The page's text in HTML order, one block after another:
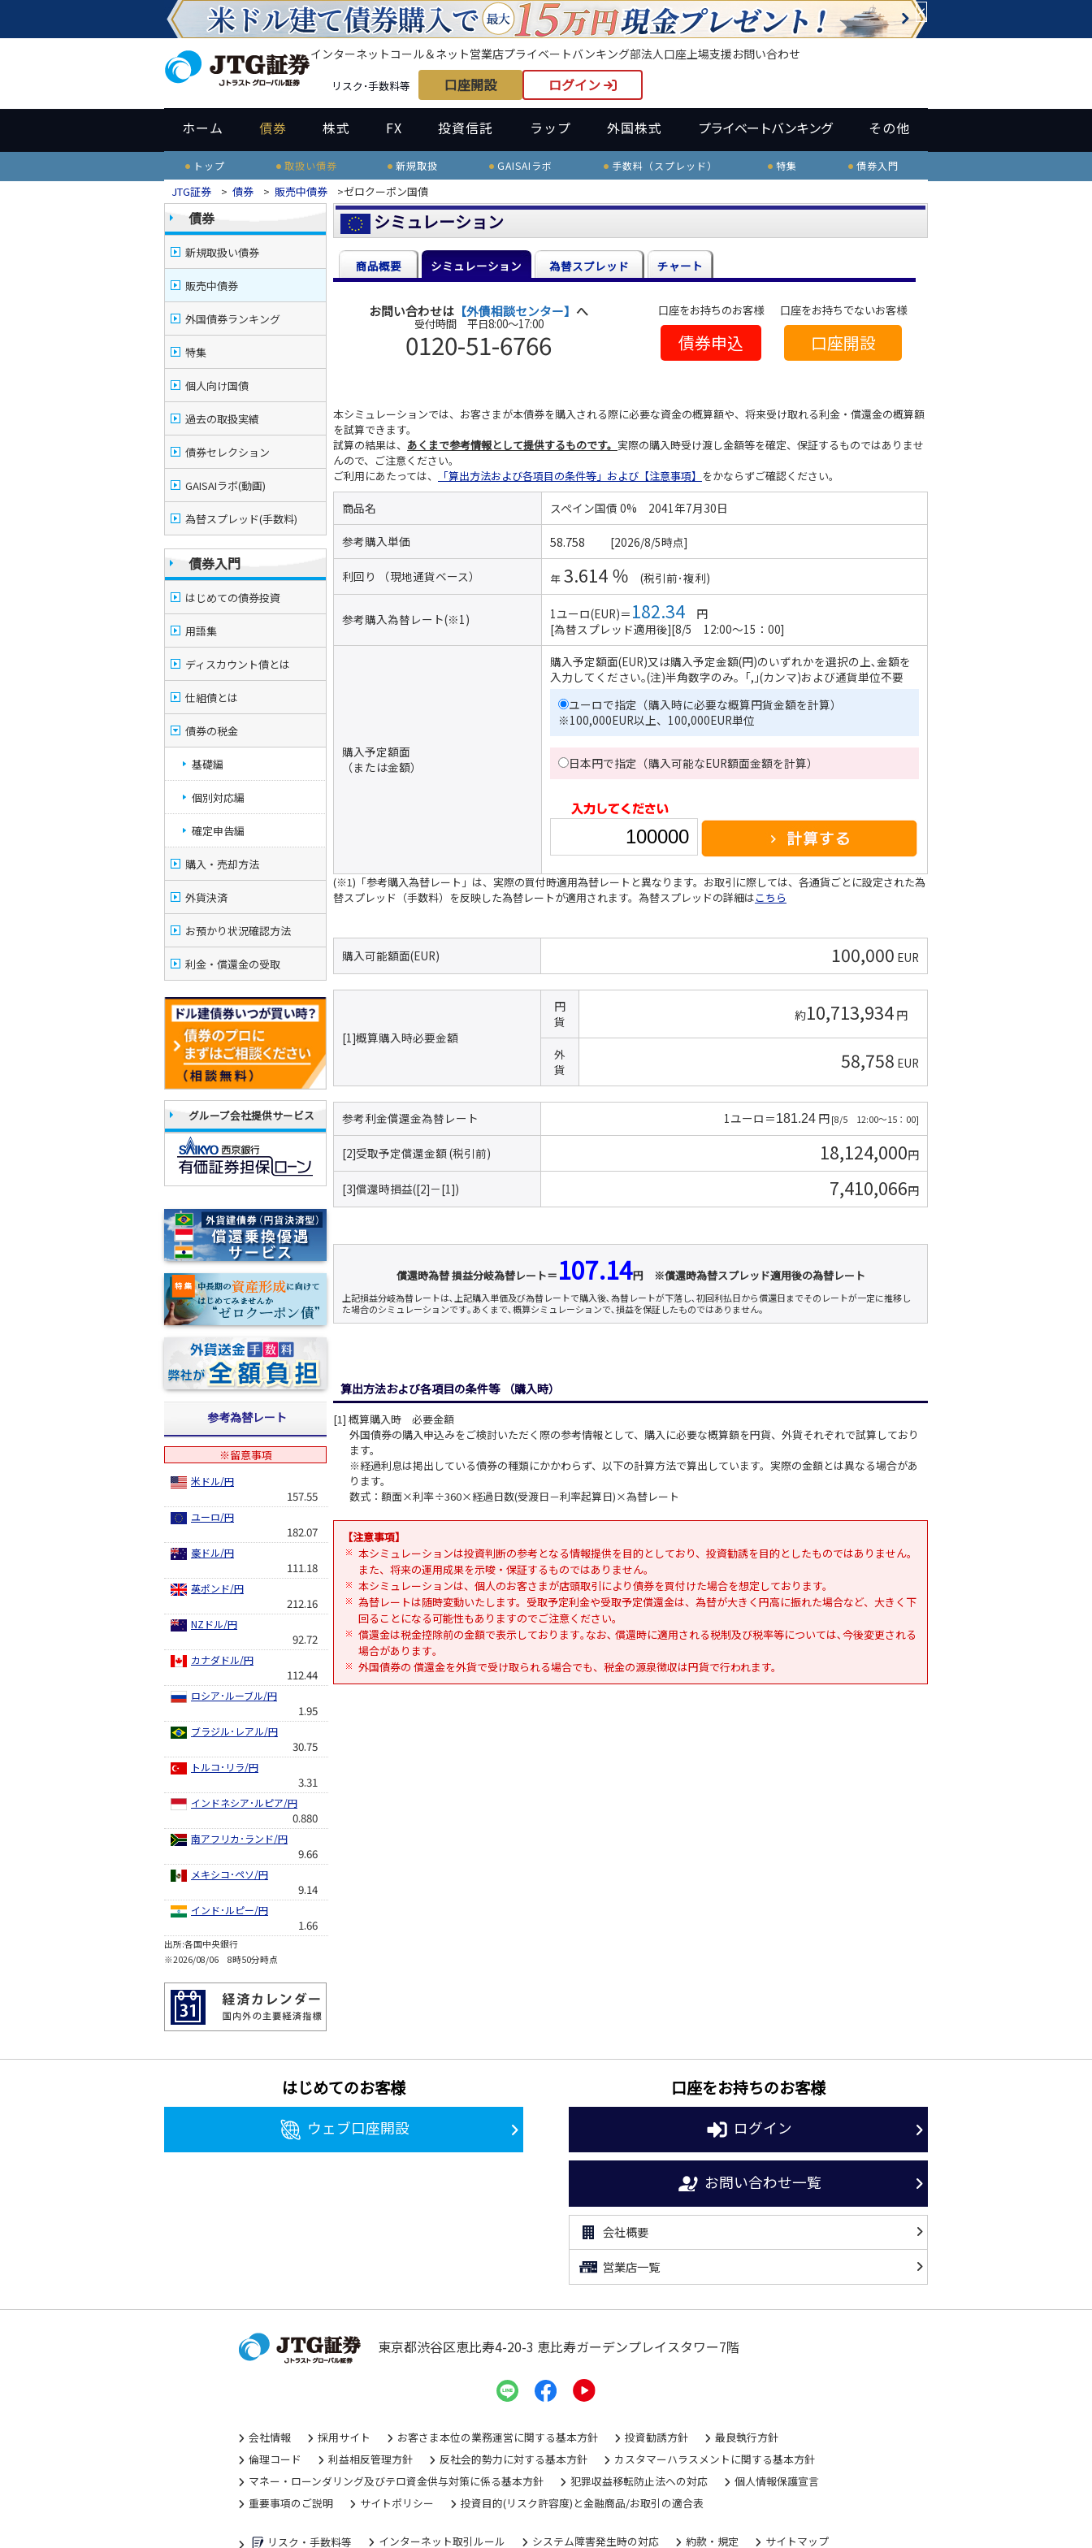
×
インターネットコール＆ネット営業店プライベートバンキング部法人口座上場支援お問い合わせ
リスク･手数料等 口座開設 ログイン
ホーム 債券 株式 FX 投資信託 ラップ 外国株式 プライベートバンキング その他
トップ 取扱い債券 新規取扱 GAISAIラボ 手数料（スプレッド） 特集 債券入門
JTG証券 > 債券 > 販売中債券 >ゼロクーポン国債
シミュレーション
商品概要 シミュレーション 為替スプレッド チャート
お問い合わせは 【外債相談センター】 へ
受付時間 平日8:00～17:00
0120-51-6766
口座をお持ちのお客様
債券申込
口座をお持ちでないお客様
口座開設
本シミュレーションでは、お客さまが本債券を購入される際に必要な資金の概算額や、将来受け取れる利金・償還金の概算額
を試算できます。
試算の結果は、 あくまで参考情報として提供するものです。 実際の購入時受け渡し金額等を確定、保証するものではありませ
んので、ご注意ください。
ご利用にあたっては、
「算出方法および各項目の条件等」および【注意事項】 をかならずご確認ください。
商品名 スペイン国債 0% 2041年7月30日
参考購入単価 [2026/8/5時点]
利回り （現地通貨ベース） 年3.614 ％ (税引前･複利)
参考購入為替 レート(※1) 1ユーロ(EUR)＝ 182.34 円
[為替スプレッド適用後][8/5 12:00～15：00]
購入予定額面
（または金額）
購入予定額面(EUR)又は購入予定金額(円)のいずれかを選択の上､金額を
入力してください｡(注)半角数字のみ。｢,｣(カンマ)および通貨単位不要
ユーロで指定（購入時に必要な概算円貨金額を計算）
※100,000EUR以上、100,000EUR単位
日本円で指定（購入可能なEUR額面金額を計算）
(※1)「参考購入為替レート」は、実際の買付時適用為替レートと異なります。お取引に際しては、各通貨ごとに設定された為
替スプレッド（手数料）を反映した為替レートが適用されます。為替スプレッドの詳細はこちら
購入可能額面(EUR) 100,000 EUR
[1]概算購入時必要金額
円
貨
約10,713,934 円
外
貨
58,758 EUR
参考利金償還金為替レート 1ユーロ＝181.24 円 [8/5 12:00～15：00]
[2]受取予定償還金額 (税引前) 18,124,000円
[3]償還時損益([2]－[1]) 7,410,066円
償還時為替 損益分岐為替レート＝ 107.14円 ※償還時為替スプレッド適用後の為替レート
上記損益分岐為替レートは､上記購入単価及び為替レートで購入後､為替レートが下落し､初回利払日から償還日までそのレートが一定に推移し
た場合のシミュレーションです｡あくまで､概算シミュレーションで､損益を保証したものではありません｡
算出方法および各項目の条件等 （購入時）
[1] 概算購入時 必要金額
外国債券の購入申込みをご検討いただく際の参考情報として、購入に必要な概算額を円貨、外貨それぞれで試算しており
ます。
※経過利息は掲出している債券の種類にかかわらず、以下の計算方法で算出しています。実際の金額とは異なる場合があ
ります。
数式：額面×利率÷360×経過日数(受渡日－利率起算日)×為替レート
【注意事項】
本シミュレーションは投資判断の参考となる情報提供を目的としており、投資勧誘を目的としたものではありません。
また、将来の運用成果を示唆・保証するものではありません。
本シミュレーションは、個人のお客さまが店頭取引により債券を買付けた場合を想定しております。
為替レートは随時変動いたします。受取予定利金や受取予定償還金は、為替が大きく円高に振れた場合など、大きく下
回ることになる可能性もありますのでご注意ください｡
償還金は税金控除前の金額で表示しております｡なお､ 償還時に適用される税制及び税率等については､今後変更される
場合があります｡
外国債券の 償還金を外貨で受け取られる場合でも、税金の源泉徴収は円貨で行われます。
債券
新規取扱い債券
販売中債券
外国債券ランキング
特集
個人向け国債
過去の取扱実績
債券セレクション
GAISAIラボ(動画)
為替スプレッド(手数料)
債券入門
はじめての債券投資
用語集
ディスカウント債とは
仕組債とは
債券の税金
基礎編
個別対応編
確定申告編
購入・売却方法
外貨決済
お預かり状況確認方法
利金・償還金の受取
グループ会社提供サービス
参考為替レート
※留意事項
米ドル/円
157.55
ユーロ/円
182.07
豪ドル/円
111.18
英ポンド/円
212.16
NZドル/円
92.72
カナダドル/円
112.44
ロシア･ルーブル/円
1.95
ブラジル･レアル/円
30.75
トルコ･リラ/円
3.31
インドネシア･ルピア/円
0.880
南アフリカ･ランド/円
9.66
メキシコ･ペソ/円
9.14
インド･ルピー/円
1.66
出所:各国中央銀行
※2026/08/06 8時50分時点
はじめてのお客様
ウェブ口座開設
口座をお持ちのお客様
ログイン
お問い合わせ一覧
会社概要
営業店一覧
東京都渋谷区恵比寿4-20-3 恵比寿ガーデンプレイスタワー7階
会社情報 採用サイト お客さま本位の業務運営に関する基本方針 投資勧誘方針
最良執行方針
倫理コード
利益相反管理方針 反社会的勢力に対する基本方針
カスタマーハラスメントに関する基本方針
マネー・ローンダリング及びテロ資金供与対策に係る基本方針
犯罪収益移転防止法への対応
個人情報保護宣言
重要事項のご説明
サイトポリシー 投資目的(リスク許容度)と金融商品/お取引の適合表
リスク・手数料等 インターネット取引ルール システム障害発生時の対応 約款・規定 サイトマップ